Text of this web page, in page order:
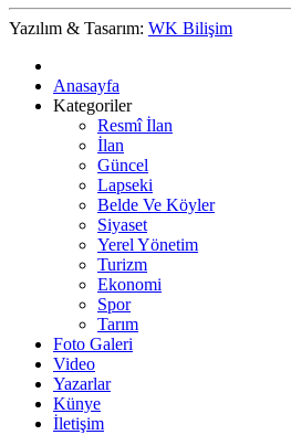
Yazılım & Tasarım: WK Bilişim
Anasayfa
Kategoriler
Resmî İlan
İlan
Güncel
Lapseki
Belde Ve Köyler
Siyaset
Yerel Yönetim
Turizm
Ekonomi
Spor
Tarım
Foto Galeri
Video
Yazarlar
Künye
İletişim